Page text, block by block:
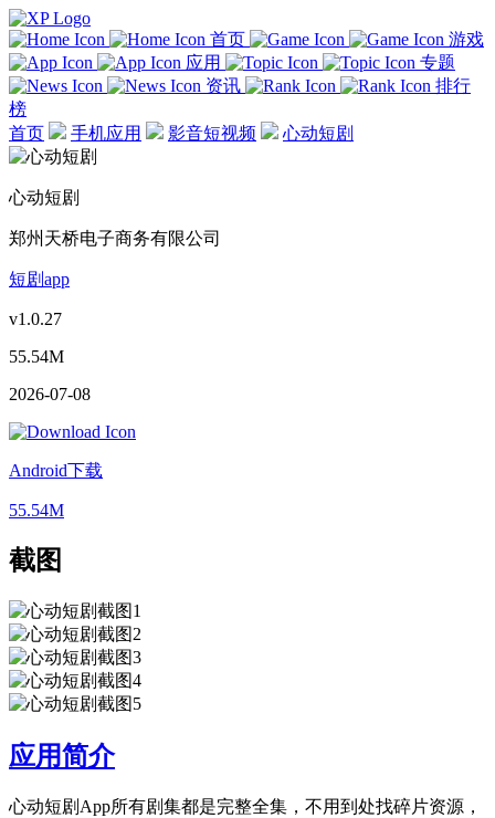
首页
游戏
应用
专题
资讯
排行
榜
首页
手机应用 影音短视频 心动短剧
心动短剧
郑州天桥电子商务有限公司
短剧app
v1.0.27
55.54M
2026-07-08
Android下载
55.54M
截图
应用简介
心动短剧App所有剧集都是完整全集，不用到处找碎片资源，